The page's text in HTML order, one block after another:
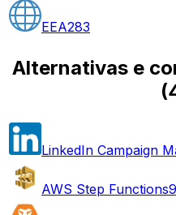
EEA283
Alternativas e
(
LinkedIn Campaign
AWS Step Functions